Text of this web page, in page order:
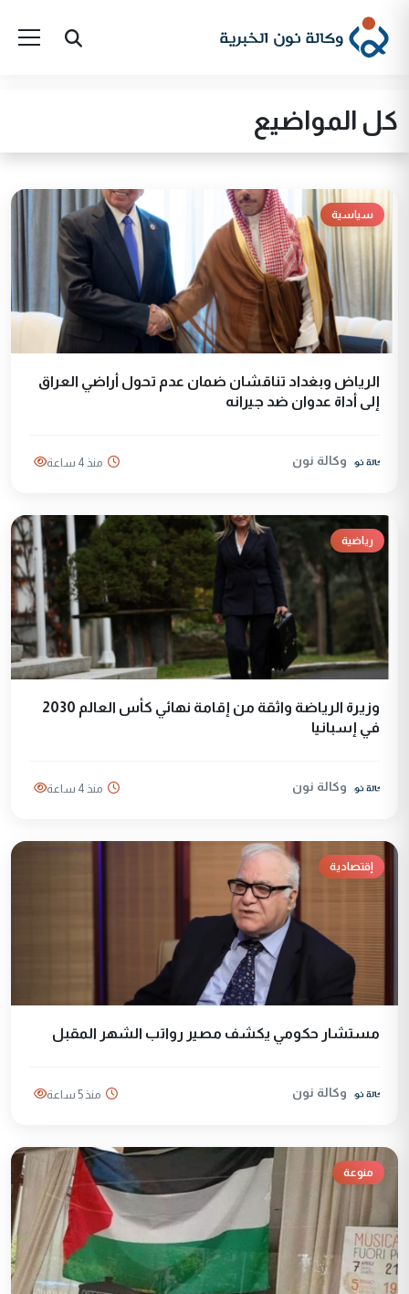
كل المواضيع
سياسية
الرياض وبغداد تناقشان ضمان عدم تحول أراضي العراق
إلى أداة عدوان ضد جيرانه
وكالة نون منذ 4 ساعة
رياضية
وزيرة الرياضة واثقة من إقامة نهائي كأس العالم 2030
في إسبانيا
وكالة نون منذ 4 ساعة
إقتصادية
مستشار حكومي يكشف مصير رواتب الشهر المقبل
وكالة نون منذ 5 ساعة
منوعة